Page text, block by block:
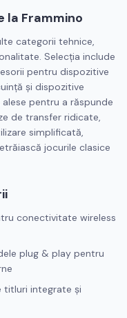
la Frammino
categorii tehnice,
Selecția include
pentru dispozitive
și dispozitive
pentru a răspunde
de transfer ridicate,
simplificată,
jocurile clasice
conectivitate wireless
plug & play pentru
titluri integrate și